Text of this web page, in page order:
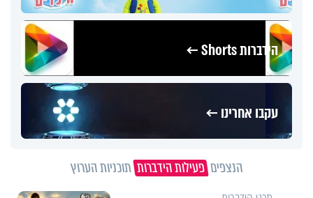
הידברות Shorts ←
עקבו אחרינו ←
הנצפים פעילות הידברות תוכניות הערוץ